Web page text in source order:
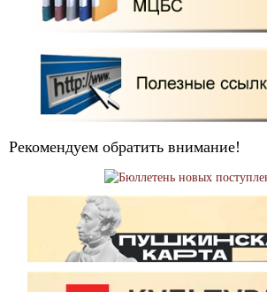
Рекомендуем обратить внимание!